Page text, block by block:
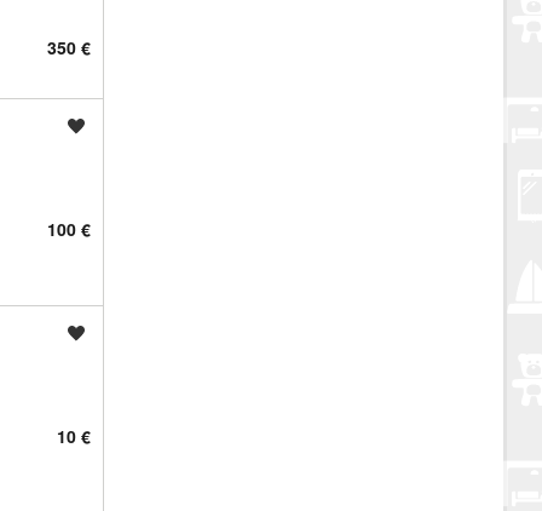
350 €
100 €
10 €